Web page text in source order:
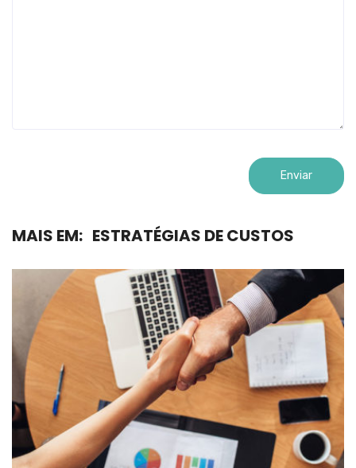
MAIS EM: ESTRATÉGIAS DE CUSTOS